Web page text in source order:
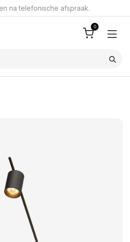
na telefonische afspraak.
0